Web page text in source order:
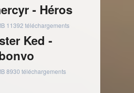
- Héros
11392 téléchargements
Ked -
8930 téléchargements